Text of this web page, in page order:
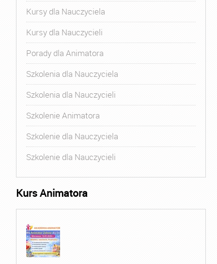
Kursy dla Nauczyciela
Kursy dla Nauczycieli
Porady dla Animatora
Szkolenia dla Nauczyciela
Szkolenia dla Nauczycieli
Szkolenie Animatora
Szkolenie dla Nauczyciela
Szkolenie dla Nauczycieli
Kurs Animatora